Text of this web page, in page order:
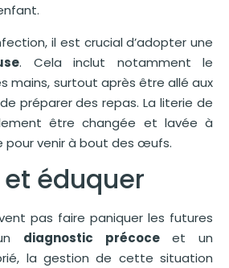
il est crucial d’adopter une
. Cela inclut notamment le
mains, surtout après être allé aux
préparer des repas. La literie de
être changée et lavée à
venir à bout des œufs.
éduquer
pas faire paniquer les futures
diagnostic précoceet un
la gestion de cette situation